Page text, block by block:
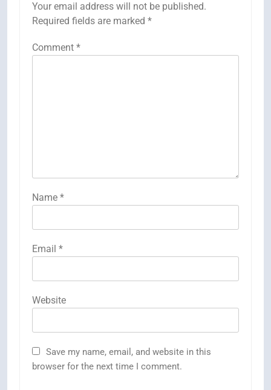
Your email address will not be published.
Required fields are marked *
Comment *
Name *
Email *
Website
Save my name, email, and website in this
browser for the next time I comment.